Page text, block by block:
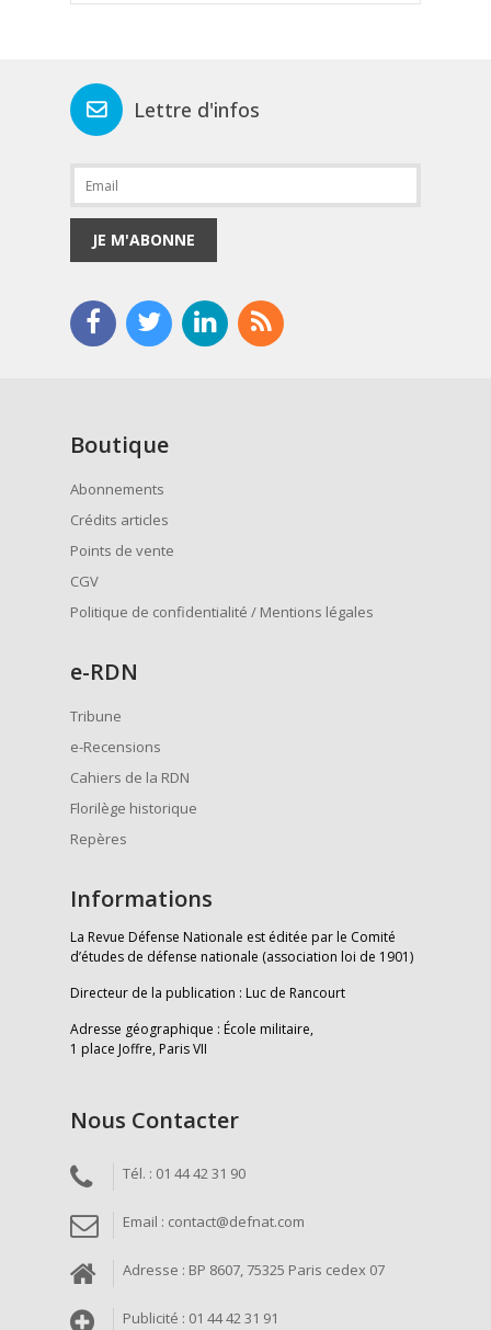
Lettre d'infos
JE M'ABONNE
Boutique
Abonnements
Crédits articles
Points de vente
CGV
Politique de confidentialité / Mentions légales
e-RDN
Tribune
e-Recensions
Cahiers de la RDN
Florilège historique
Repères
Informations
La Revue Défense Nationale est éditée par le Comité
d’études de défense nationale (association loi de 1901)
Directeur de la publication : Luc de Rancourt
Adresse géographique : École militaire,
1 place Joffre, Paris VII
Nous Contacter
Tél. : 01 44 42 31 90
Email : contact@defnat.com
Adresse : BP 8607, 75325 Paris cedex 07
Publicité : 01 44 42 31 91